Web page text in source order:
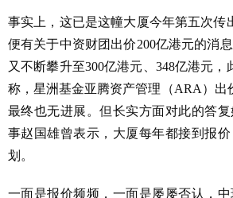
事实上，这已是这幢大厦今年第五次传
便有关于中资财团出价200亿港元的消
又不断攀升至300亿港元、348亿港元，
称，星洲基金亚腾资产管理（ARA）出
最终也无进展。但长实方面对此的答
事赵国雄曾表示，大厦每年都接到报
划。
一面是报价频频，一面是屡屡否认，